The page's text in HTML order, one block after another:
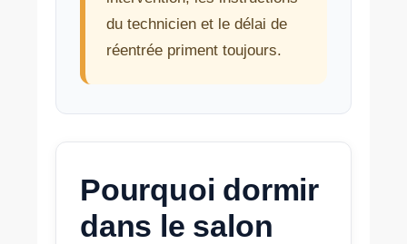
du technicien et le délai de
réentrée priment toujours.
Pourquoi dormir
dans le salon